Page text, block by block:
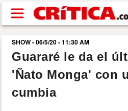
Pasar al contenido principal
buscar
SUCESOS
SHOW - 06/5/20 - 11:30 AM
Guararé le da el
'Ñato Monga' con
cumbia